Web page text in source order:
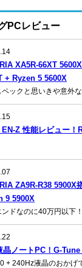
PCレビュー
XA5R-66XT
+ Ryzen 5 5600X
ペックと思いきや意外な
Z 性能レビュー！
ZA9R-R38 5900X
9 5900X
ドなのに40万円以下！
晶ノートPC！G-
+ 240Hz液晶のおかげ